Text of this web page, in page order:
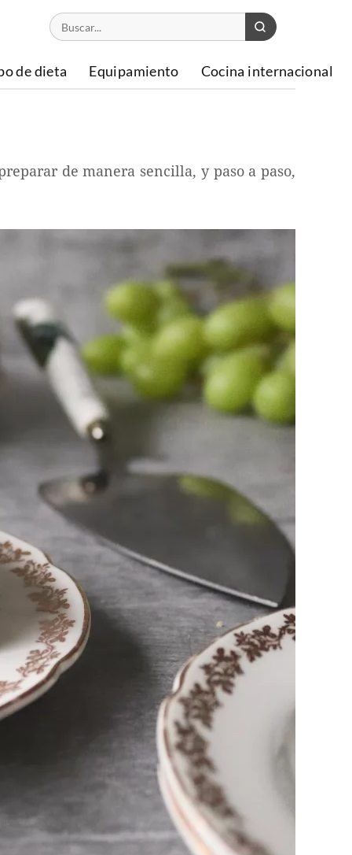
de dieta Equipamiento Cocina internacional
de manera sencilla, y paso a paso,